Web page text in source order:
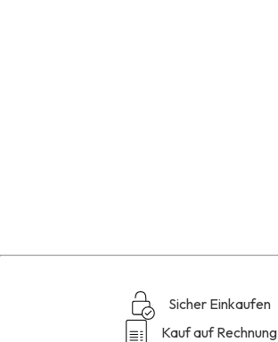
Sicher Einkaufen
Kauf auf Rechnung